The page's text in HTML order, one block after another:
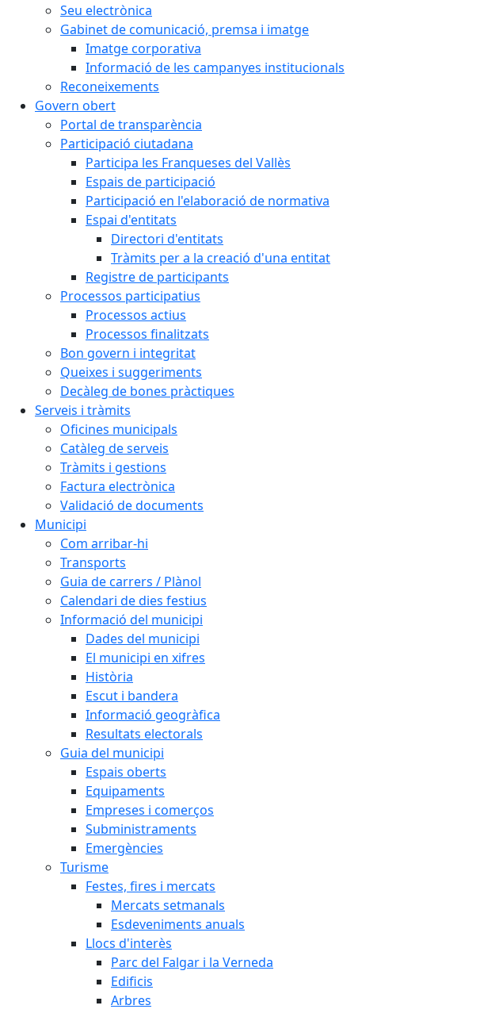
Seu electrònica
Gabinet de comunicació, premsa i imatge
Imatge corporativa
Informació de les campanyes institucionals
Reconeixements
Govern obert
Portal de transparència
Participació ciutadana
Participa les Franqueses del Vallès
Espais de participació
Participació en l'elaboració de normativa
Espai d'entitats
Directori d'entitats
Tràmits per a la creació d'una entitat
Registre de participants
Processos participatius
Processos actius
Processos finalitzats
Bon govern i integritat
Queixes i suggeriments
Decàleg de bones pràctiques
Serveis i tràmits
Oficines municipals
Catàleg de serveis
Tràmits i gestions
Factura electrònica
Validació de documents
Municipi
Com arribar-hi
Transports
Guia de carrers / Plànol
Calendari de dies festius
Informació del municipi
Dades del municipi
El municipi en xifres
Història
Escut i bandera
Informació geogràfica
Resultats electorals
Guia del municipi
Espais oberts
Equipaments
Empreses i comerços
Subministraments
Emergències
Turisme
Festes, fires i mercats
Mercats setmanals
Esdeveniments anuals
Llocs d'interès
Parc del Falgar i la Verneda
Edificis
Arbres